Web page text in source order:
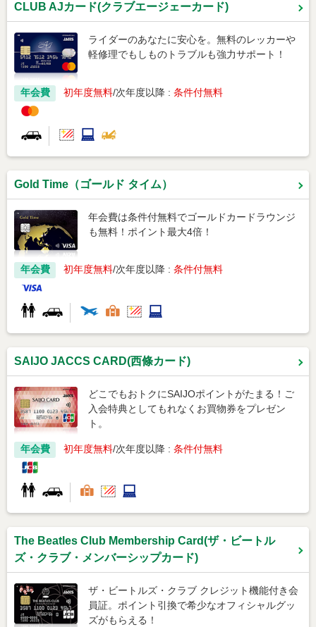
CLUB AJカード(クラブエージェーカード)
ライダーのあなたに安心を。無料のレッカーや
軽修理でもしものトラブルも強力サポート！
年会費 初年度無料 次年度以降 : 条件付無料
Gold Time（ゴールド タイム）
年会費は条件付無料でゴールドカードラウンジ
も無料！ポイント最大4倍！
年会費 初年度無料 次年度以降 : 条件付無料
SAIJO JACCS CARD(西條カード)
どこでもおトクにSAIJOポイントがたまる！ご
入会特典としてもれなくお買物券をプレゼン
ト。
年会費 初年度無料 次年度以降 : 条件付無料
The Beatles Club Membership Card(ザ・ビートル
ズ・クラブ・メンバーシップカード)
ザ・ビートルズ・クラブ クレジット機能付き会
員証。ポイント引換で希少なオフィシャルグッ
ズがもらえる！